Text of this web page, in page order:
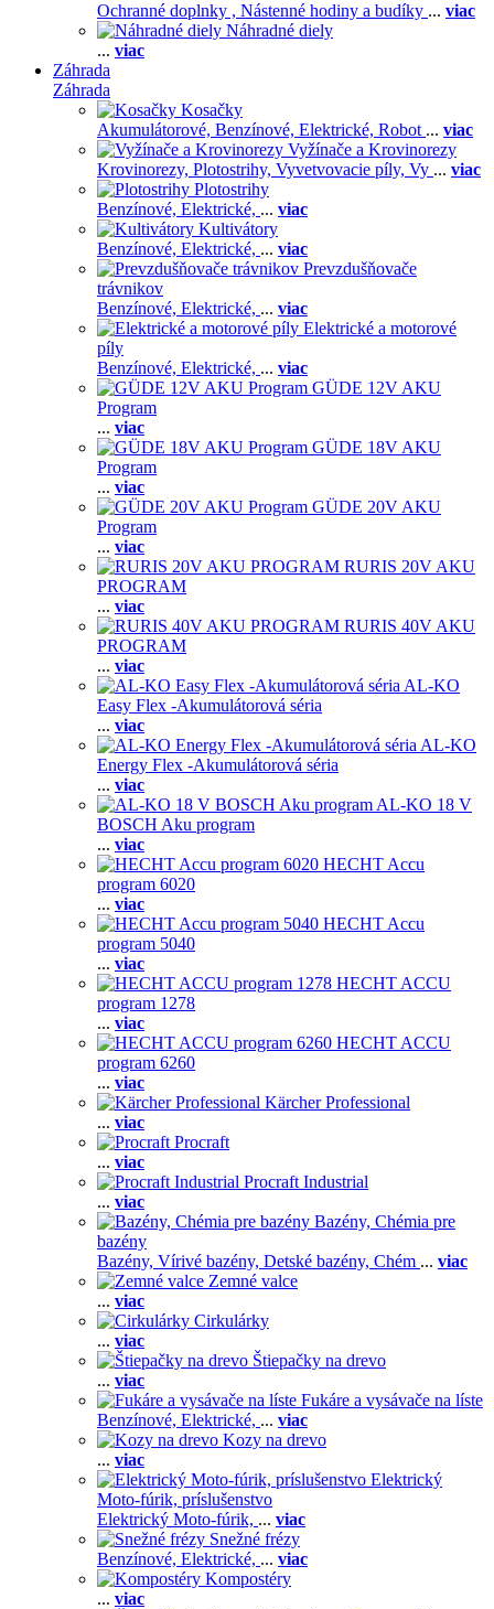
Ochranné doplnky , Nástenné hodiny a budíky ... viac
Náhradné diely
... viac
Záhrada
Záhrada
Kosačky
Akumulátorové, Benzínové, Elektrické, Robot ... viac
Vyžínače a Krovinorezy
Krovinorezy, Plotostrihy, Vyvetvovacie píly, Vy ... viac
Plotostrihy
Benzínové, Elektrické, ... viac
Kultivátory
Benzínové, Elektrické, ... viac
Prevzdušňovače
trávnikov
Benzínové, Elektrické, ... viac
Elektrické a motorové
píly
Benzínové, Elektrické, ... viac
GÜDE 12V AKU
Program
... viac
GÜDE 18V AKU
Program
... viac
GÜDE 20V AKU
Program
... viac
RURIS 20V AKU
PROGRAM
... viac
RURIS 40V AKU
PROGRAM
... viac
AL-KO
Easy Flex -Akumulátorová séria
... viac
AL-KO
Energy Flex -Akumulátorová séria
... viac
AL-KO 18 V
BOSCH Aku program
... viac
HECHT Accu
program 6020
... viac
HECHT Accu
program 5040
... viac
HECHT ACCU
program 1278
... viac
HECHT ACCU
program 6260
... viac
Kärcher Professional
... viac
Procraft
... viac
Procraft Industrial
... viac
Bazény, Chémia pre
bazény
Bazény, Vírivé bazény, Detské bazény, Chém ... viac
Zemné valce
... viac
Cirkulárky
... viac
Štiepačky na drevo
... viac
Fukáre a vysávače na líste
Benzínové, Elektrické, ... viac
Kozy na drevo
... viac
Elektrický
Moto-fúrik, príslušenstvo
Elektrický Moto-fúrik, ... viac
Snežné frézy
Benzínové, Elektrické, ... viac
Kompostéry
... viac